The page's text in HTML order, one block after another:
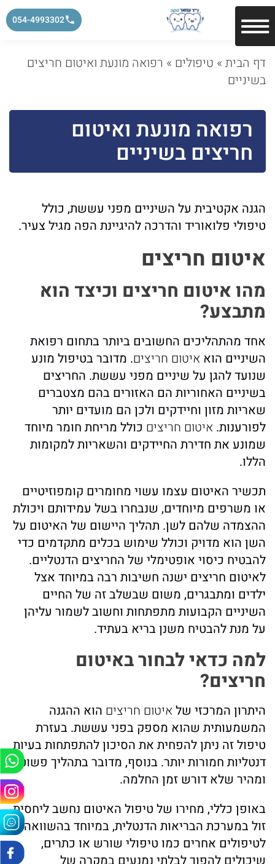
054-4993302
דף הבית » טיפולים » רפואה מונעת ואיטום חריצים
בשיניים
רפואה מונעת ואיטום
חריצים בשיניים
הגנה אקטיבית על השיניים מפני עששת, כולל
טיפולי פלואוריד והדרכה להיגיינת הפה מגיל צעיר.
איטום חריצים
מהו איטום חריצים וכיצד הוא
מתבצע?
אחד מהתהליכים החשובים ביותר בתחום רפואת
השיניים הוא איטום חריצים. מדובר בטיפול מונע
שנועד להגן על שיניים מפני עששת. החריצים
בשיניים האחוריות הם האזורים בהם מצטברים
שאריות מזון וחיידקים ולכן הם מועדים יותר
לפורענות. איטום חריצים כולל מריחת חומר מיוחד
שמונע את חדירת החיידקים והשאריות למקומות
הללו.
תכשיר האיטום עצמו עשוי מחומרים קומפוזיטיים
או משרפים מיוחדים, שנבחרו בשל עמידותם ויכולת
ההצמדה שלהם לשן. תהליך היישום של האיטום על
השן הוא מדויק וכולל שימוש בכלים מתקדמים כדי
להבטיח כיסוי אופטימלי של החריצים הדנטליים.
לאיטום חריצים ישנה חשיבות רבה במיוחד אצל
ילדים ומתבגרים, משום שבשלב זה של החיים
השיניים הקבועות מתפתחות וחשוב לשמור עליהן
על מנת להבטיח משנן בריא בעתיד.
למה כדאי לבחור באיטום
חריצים?
היתרון המרכזי שלאיטום חריצים הוא ההגנה
המשמעותית שהוא מספק בפני עששת. בעזרת
טיפול זה ניתן להפחית את הסיכון להתפתחות בעיות
דנטליות חמורות יותר. בנוסף, מדובר בתהליך פשוט
ומהיר שלא דורש זמן החלמה.
באופן כללי, מחירו של טיפול האיטום נחשב ליחסית
זול במערכת הבריאות הדנטלית, במיוחד בהשוואה
לטיפולים אחרים כמו טיפולי שורש או כתרים,
שיכולים להפוך לבלתי נמנעים במקרה של